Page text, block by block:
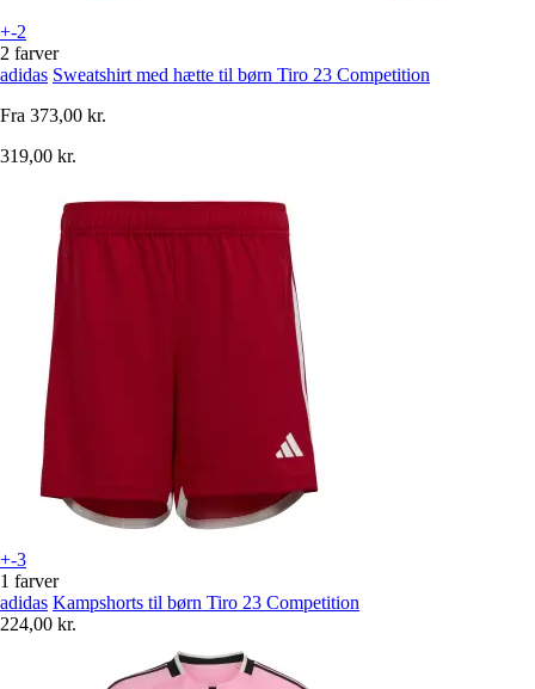
+-2
2 farver
adidas Sweatshirt med hætte til børn Tiro 23 Competition
Fra 373,00 kr.
319,00 kr.
+-3
1 farver
adidas Kampshorts til børn Tiro 23 Competition
224,00 kr.